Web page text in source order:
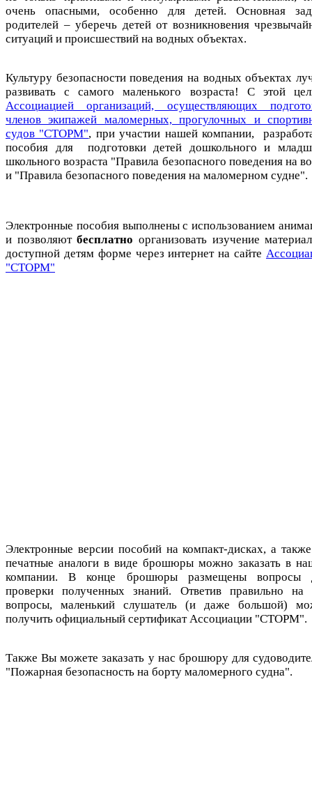
очень опасными, особенно для детей. Основная
родителей – уберечь детей от возникновения
ситуаций и происшествий на водных объектах.
Культуру безопасности поведения на водных объектах
развивать с самого маленького возраста! С этой
Ассоциацией организаций, осуществляющих
членов экипажей маломерных, прогулочных и
судов "СТОРМ", при участии нашей компании,
пособия для подготовки детей дошкольного и
школьного возраста "Правила безопасного поведения на
и "Правила безопасного поведения на маломерном судне".
Электронные пособия выполнены с использованием
и позволяютбесплатноорганизовать изучение
доступной детям форме через интернет на сайте
"СТОРМ"
Электронные версии пособий на компакт-дисках, а
печатные аналоги в виде брошюры можно заказать в
компании. В конце брошюры размещены вопросы
проверки полученных знаний. Ответив правильно на
вопросы, маленький слушатель (и даже большой)
получить официальный сертификат Ассоциации "СТОРМ".
Также Вы можете заказать у нас брошюру для
"Пожарная безопасность на борту маломерного судна".